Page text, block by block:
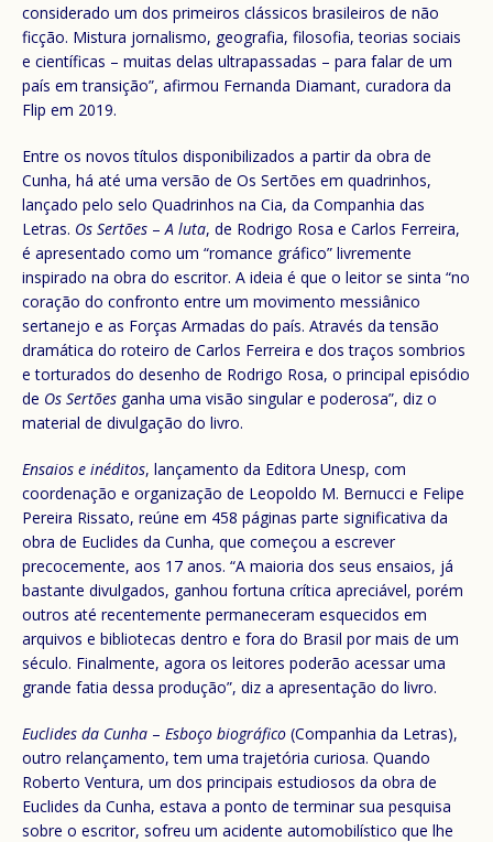
considerado um dos primeiros clássicos brasileiros de não
ficção. Mistura jornalismo, geografia, filosofia, teorias sociais
e científicas – muitas delas ultrapassadas – para falar de um
país em transição”, afirmou Fernanda Diamant, curadora da
Flip em 2019.
Entre os novos títulos disponibilizados a partir da obra de
Cunha, há até uma versão de Os Sertões em quadrinhos,
lançado pelo selo Quadrinhos na Cia, da Companhia das
Letras. Os Sertões – A luta, de Rodrigo Rosa e Carlos Ferreira,
é apresentado como um “romance gráfico” livremente
inspirado na obra do escritor. A ideia é que o leitor se sinta “no
coração do confronto entre um movimento messiânico
sertanejo e as Forças Armadas do país. Através da tensão
dramática do roteiro de Carlos Ferreira e dos traços sombrios
e torturados do desenho de Rodrigo Rosa, o principal episódio
de Os Sertões ganha uma visão singular e poderosa”, diz o
material de divulgação do livro.
Ensaios e inéditos, lançamento da Editora Unesp, com
coordenação e organização de Leopoldo M. Bernucci e Felipe
Pereira Rissato, reúne em 458 páginas parte significativa da
obra de Euclides da Cunha, que começou a escrever
precocemente, aos 17 anos. “A maioria dos seus ensaios, já
bastante divulgados, ganhou fortuna crítica apreciável, porém
outros até recentemente permaneceram esquecidos em
arquivos e bibliotecas dentro e fora do Brasil por mais de um
século. Finalmente, agora os leitores poderão acessar uma
grande fatia dessa produção”, diz a apresentação do livro.
Euclides da Cunha – Esboço biográfico (Companhia da Letras),
outro relançamento, tem uma trajetória curiosa. Quando
Roberto Ventura, um dos principais estudiosos da obra de
Euclides da Cunha, estava a ponto de terminar sua pesquisa
sobre o escritor, sofreu um acidente automobilístico que lhe